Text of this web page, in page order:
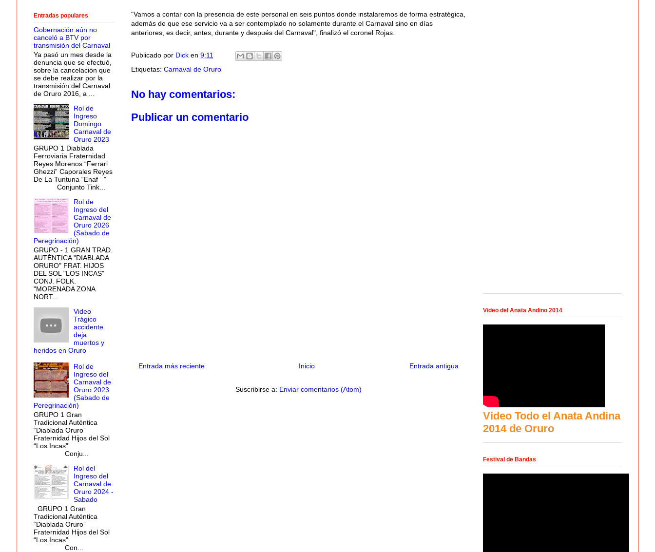
"Vamos a contar con la presencia de este personal en seis puntos donde instalaremos de forma estratégica,
además de que ese servicio va a ser contemplado no solamente durante el Carnaval sino en días
anteriores, es decir, antes, durante y después del Carnaval", finalizó el coronel Rojas.
Publicado por Dick en 9:11
Etiquetas: Carnaval de Oruro
No hay comentarios:
Publicar un comentario
Entrada más reciente Entrada antigua
Inicio
Suscribirse a: Enviar comentarios (Atom)
Entradas populares
Gobernación aún no
canceló a BTV por
transmisión del Carnaval
Ya pasó un mes desde la
denuncia que se efectuó,
sobre la cancelación que
se debe realizar por la
transmisión del Carnaval
de Oruro 2016, a ...
Rol de
Ingreso
Domingo
Carnaval de
Oruro 2023
GRUPO 1 Diablada
Ferroviaria Fraternidad
Reyes Morenos “Ferrari
Ghezzi” Caporales Reyes
De La Tuntuna “Enaf ”
Conjunto Tink...
Rol de
Ingreso del
Carnaval de
Oruro 2026
(Sabado de
Peregrinación)
GRUPO - 1 GRAN TRAD.
AUTÉNTICA "DIABLADA
ORURO" FRAT. HIJOS
DEL SOL "LOS INCAS"
CONJ. FOLK.
"MORENADA ZONA
NORT...
Video
Trágico
accidente
deja
muertos y
heridos en Oruro
Rol de
Ingreso del
Carnaval de
Oruro 2023
(Sabado de
Peregrinación)
GRUPO 1 Gran
Tradicional Auténtica
“Diablada Oruro”
Fraternidad Hijos del Sol
“Los Incas”
Conju...
Rol del
Ingreso del
Carnaval de
Oruro 2024 -
Sabado
GRUPO 1 Gran
Tradicional Auténtica
“Diablada Oruro”
Fraternidad Hijos del Sol
“Los Incas”
Con...
Video del Anata Andino 2014
Video Todo el Anata Andina
2014 de Oruro
Festival de Bandas